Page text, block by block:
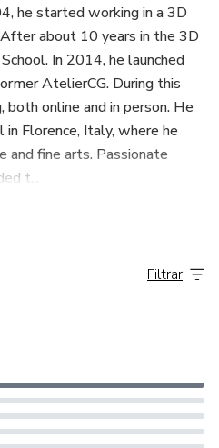
he started working in a 3D
about 10 years in the 3D
In 2014, he launched
AtelierCG. During this
both online and in person. He
Florence, Italy, where he
and fine arts. Passionate
t...
Filtrar